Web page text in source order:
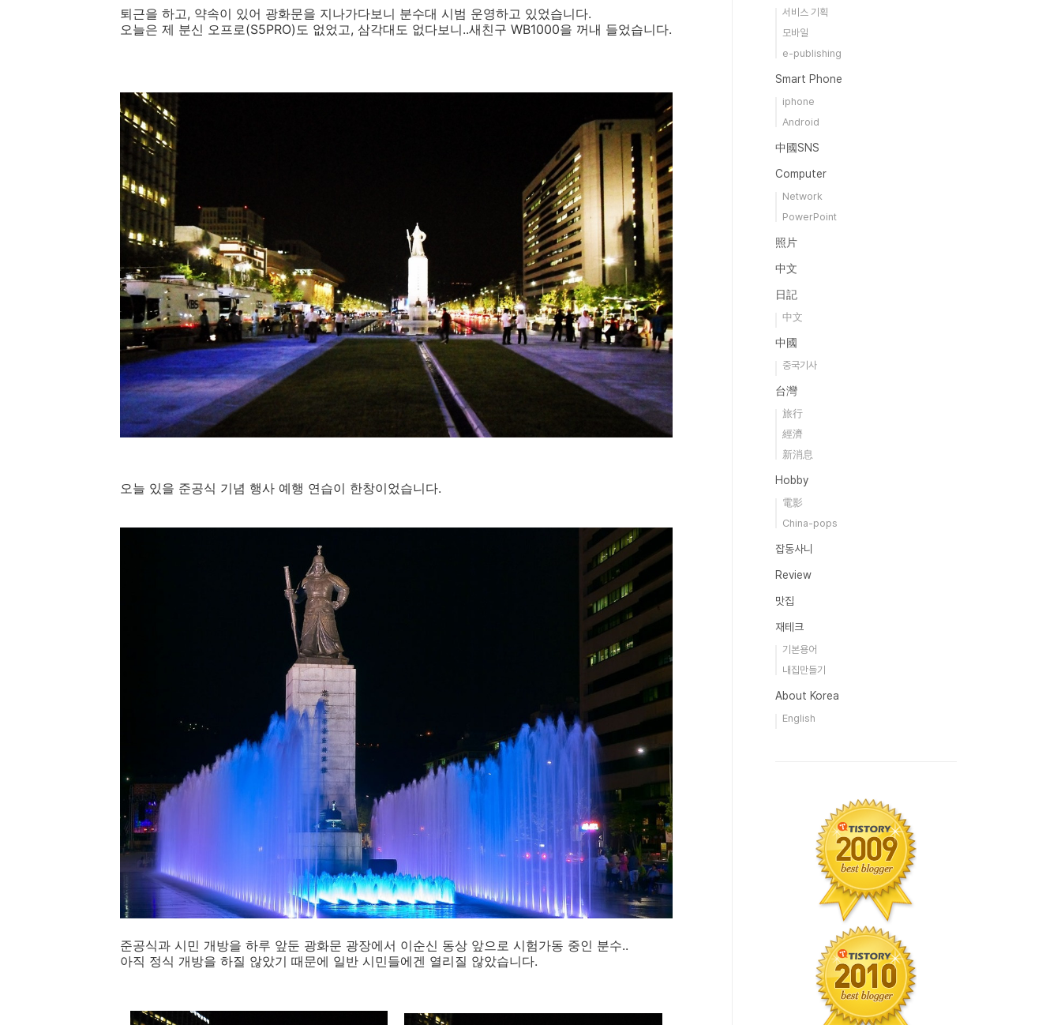
퇴근을 하고, 약속이 있어 광화문을 지나가다보니 분수대 시범 운영하고 있었습니다.
오늘은 제 분신 오프로(S5PRO)도 없었고, 삼각대도 없다보니..새친구 WB1000을 꺼내 들었습니다.
오늘 있을 준공식 기념 행사 예행 연습이 한창이었습니다.
준공식과 시민 개방을 하루 앞둔 광화문 광장에서 이순신 동상 앞으로 시험가동 중인 분수..
아직 정식 개방을 하질 않았기 때문에 일반 시민들에겐 열리질 않았습니다.
서비스 기획
모바일
e-publishing
Smart Phone
iphone
Android
中國SNS
Computer
Network
PowerPoint
照片
中文
日記
中文
中國
중국기사
台灣
旅行
經濟
新消息
Hobby
電影
China-pops
잡동사니
Review
맛집
재테크
기본용어
내집만들기
About Korea
English